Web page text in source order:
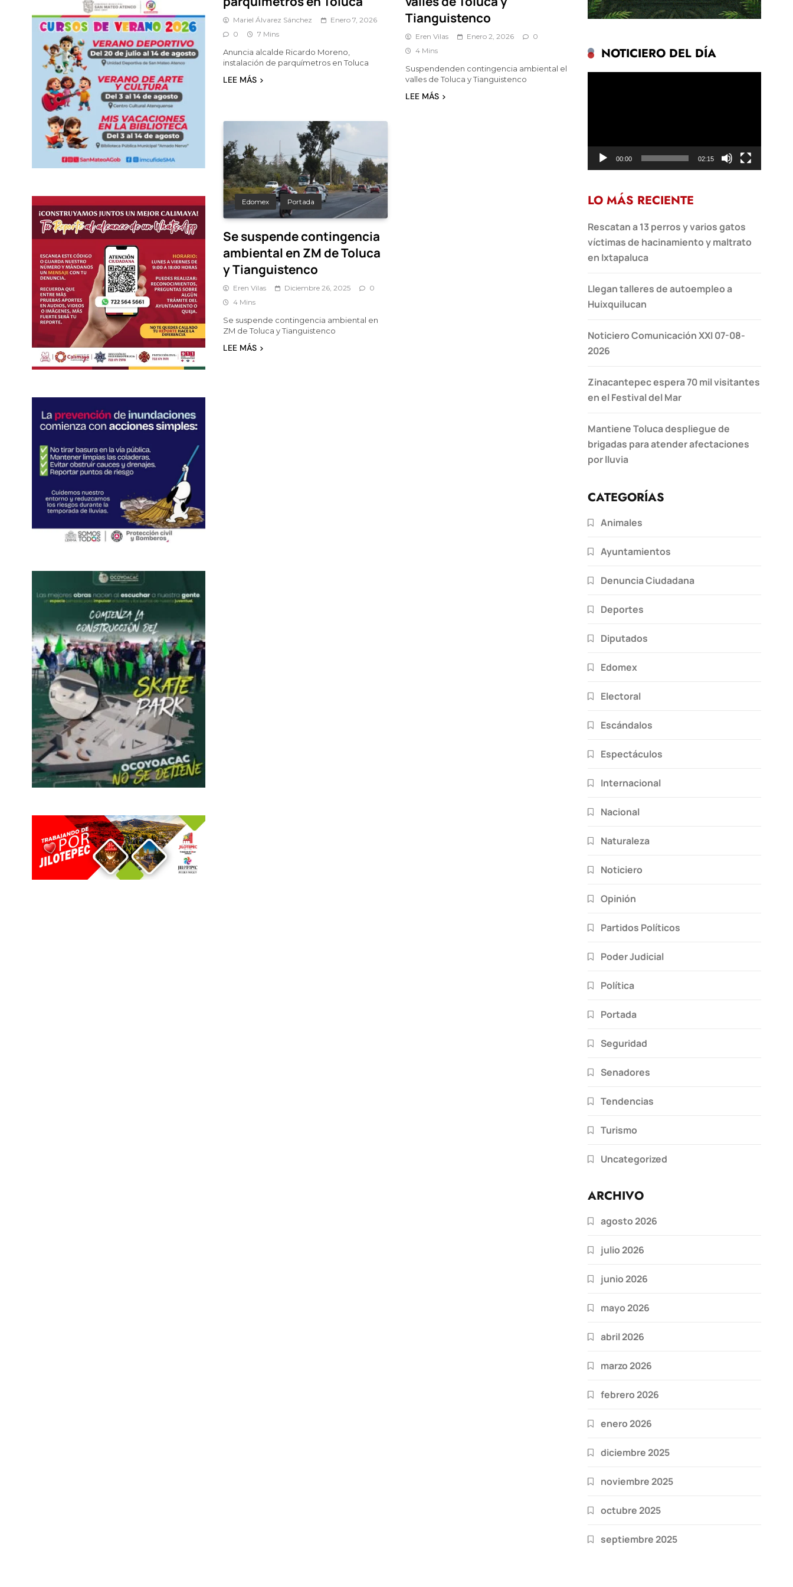
Mariel Álvarez Sánchez
Enero 7, 2026
0
7 Mins
Anuncia alcalde Ricardo Moreno,
instalación de parquímetros en Toluca
LEE MÁS
Tianguistenco
Eren Vilas Enero 2, 2026
0
4 Mins
Suspendenden contingencia ambiental el
valles de Toluca y Tianguistenco
LEE MÁS
Edomex Portada
Se suspende contingencia
ambiental en ZM de Toluca
y Tianguistenco
Eren Vilas Diciembre 26, 2025
0
4 Mins
Se suspende contingencia ambiental en
ZM de Toluca y Tianguistenco
LEE MÁS
NOTICIERO DEL DÍA
00:00 02:15
LO MÁS RECIENTE
Rescatan a 13 perros y varios gatos
víctimas de hacinamiento y maltrato
en Ixtapaluca
Llegan talleres de autoempleo a
Huixquilucan
Noticiero Comunicación XXI 07-08-
2026
Zinacantepec espera 70 mil visitantes
en el Festival del Mar
Mantiene Toluca despliegue de
brigadas para atender afectaciones
por lluvia
CATEGORÍAS
Animales
Ayuntamientos
Denuncia Ciudadana
Deportes
Diputados
Edomex
Electoral
Escándalos
Espectáculos
Internacional
Nacional
Naturaleza
Noticiero
Opinión
Partidos Políticos
Poder Judicial
Política
Portada
Seguridad
Senadores
Tendencias
Turismo
Uncategorized
ARCHIVO
agosto 2026
julio 2026
junio 2026
mayo 2026
abril 2026
marzo 2026
febrero 2026
enero 2026
diciembre 2025
noviembre 2025
octubre 2025
septiembre 2025